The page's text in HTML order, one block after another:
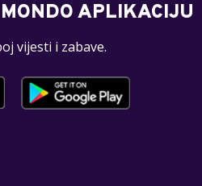
APLIKACIJU
vijesti i zabave.